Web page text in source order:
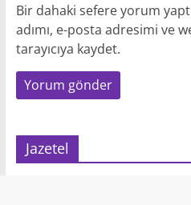
Bir dahaki sefere yorum
adımı, e-posta adresimi ve
tarayıcıya kaydet.
Jazetel